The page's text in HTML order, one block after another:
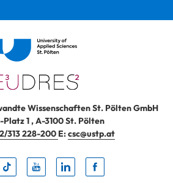
Wissenschaften St. Pölten GmbH
Platz 1,A-3100St. Pölten
313 228-200 E:csc@ustp.at